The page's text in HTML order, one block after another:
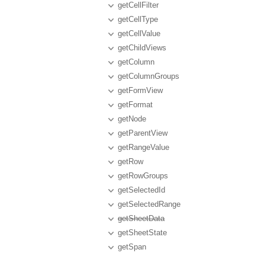
getCellFilter
getCellType
getCellValue
getChildViews
getColumn
getColumnGroups
getFormView
getFormat
getNode
getParentView
getRangeValue
getRow
getRowGroups
getSelectedId
getSelectedRange
getSheetData
getSheetState
getSpan